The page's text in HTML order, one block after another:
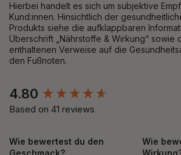
Hierbei handelt es sich um subjektive
Kund:innen. Hinsichtlich der
Produkts siehe die aufklappbaren
Überschrift „Nährstoffe & Wirkung“ sowie
enthaltenen Verweise auf die
den Fußnoten.
4.80
Based on 41 reviews
Wie bewertest du den
Wie
New content loaded